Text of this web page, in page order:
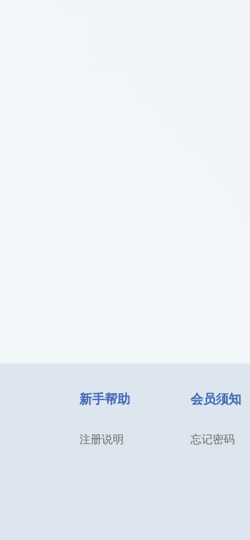
新手帮助
注册说明
会员须知
忘记密码